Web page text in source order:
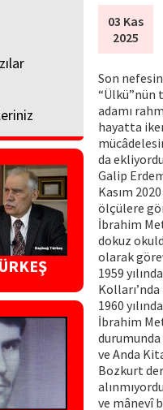
03 Kas
2025
Son
“Ülkü”nün
adamı
hayatta
da
Galip
Kasım
ölçülere
İbrahim
dokuz
olarak
1959
1960
İbrahim
durumunda
ve Anda
Bozkurt
ve mânevî